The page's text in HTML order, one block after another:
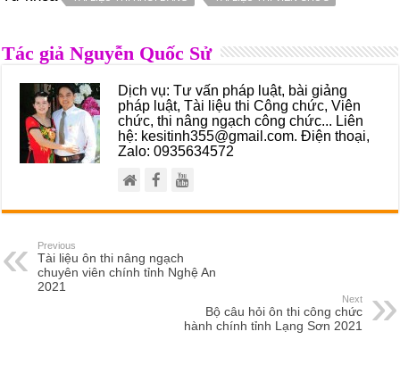
Tác giả Nguyễn Quốc Sử
Dịch vụ: Tư vấn pháp luật, bài giảng
pháp luật, Tài liệu thi Công chức, Viên
chức, thi nâng ngạch công chức... Liên
hệ: kesitinh355@gmail.com. Điện thoại,
Zalo: 0935634572
Previous
Tài liệu ôn thi nâng ngạch
chuyên viên chính tỉnh Nghệ An
2021
Next
Bộ câu hỏi ôn thi công chức
hành chính tỉnh Lạng Sơn 2021